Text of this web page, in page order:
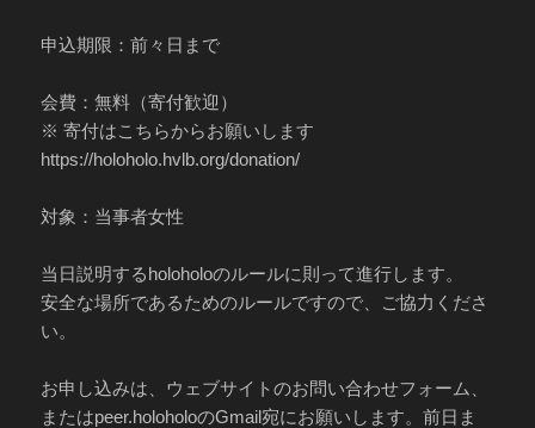
申込期限：前々日まで
会費：無料（寄付歓迎）
※ 寄付はこちらからお願いします
https://holoholo.hvlb.org/donation/
対象：当事者女性
当日説明するholoholoのルールに則って進行します。
安全な場所であるためのルールですので、ご協力くださ
い。
お申し込みは、ウェブサイトのお問い合わせフォーム、
またはpeer.holoholoのGmail宛にお願いします。前日ま